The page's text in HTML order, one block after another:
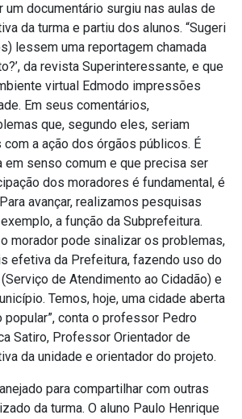
um documentário surgiu nas aulas de
da turma e partiu dos alunos. “Sugeri
lessem uma reportagem chamada
da revista Superinteressante, e que
virtual Edmodo impressões
Em seus comentários,
que, segundo eles, seriam
a ação dos órgãos públicos. É
em senso comum e que precisa ser
dos moradores é fundamental, é
avançar, realizamos pesquisas
a função da Subprefeitura.
morador pode sinalizar os problemas,
efetiva da Prefeitura, fazendo uso do
de Atendimento ao Cidadão) e
Temos, hoje, uma cidade aberta
popular”, conta o professor Pedro
Satiro, Professor Orientador de
da unidade e orientador do projeto.
para compartilhar com outras
da turma. O aluno Paulo Henrique